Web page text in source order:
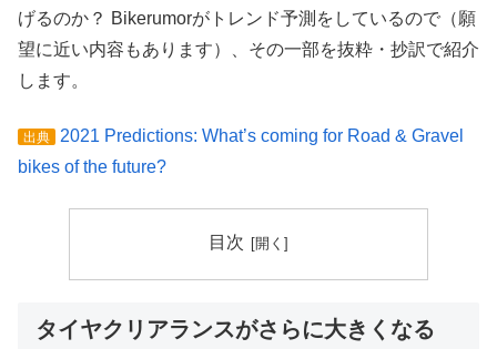
げるのか？ Bikerumorがトレンド予測をしているので（願
望に近い内容もあります）、その一部を抜粋・抄訳で紹介
します。
出典
2021 Predictions: What’s coming for Road & Gravel
bikes of the future?
目次
タイヤクリアランスがさらに大きくなる